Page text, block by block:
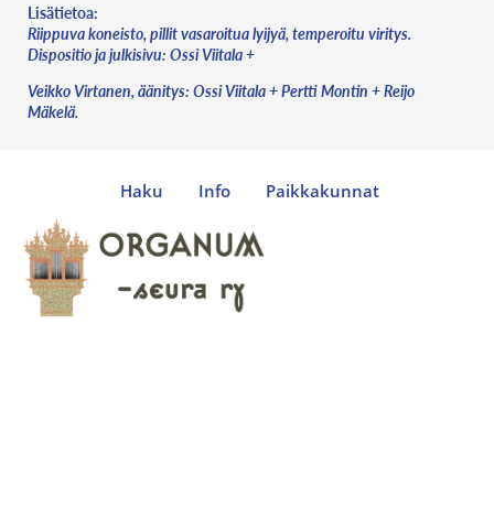
Lisätietoa:
Riippuva koneisto, pillit vasaroitua lyijyä, temperoitu viritys.
Dispositio ja julkisivu: Ossi Viitala +
Veikko Virtanen, äänitys: Ossi Viitala + Pertti Montin + Reijo
Mäkelä.
Haku Info Paikkakunnat